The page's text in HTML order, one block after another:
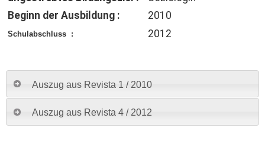
Beginn der Ausbildung :
2010
Schulabschluss : 2012
Auszug aus Revista 1 / 2010
Auszug aus Revista 4 / 2012